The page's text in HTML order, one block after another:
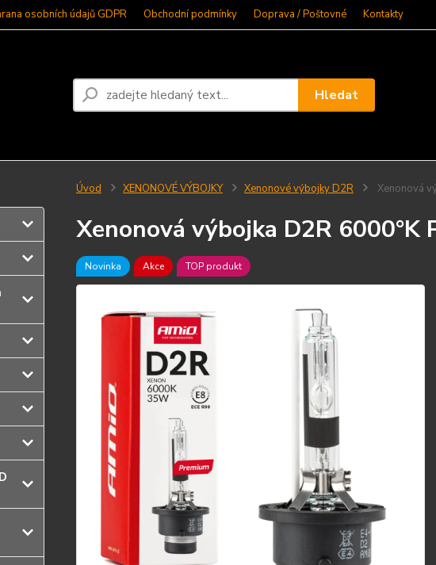
osobních údajů GDPR Obchodní podmínky Doprava / Poštovné Kontakty
Hledat
Úvod XENONOVÉ VÝBOJKY Xenonové výbojky D2R Xenonová
Xenonová výbojka D2R 6000°K
Novinka Akce TOP produkt